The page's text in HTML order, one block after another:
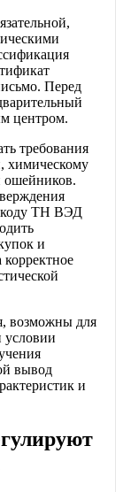
Перед
центром.
требования
химическому
ошейников.
коду ТН ВЭД
и
возможны для
условии
вывод
и